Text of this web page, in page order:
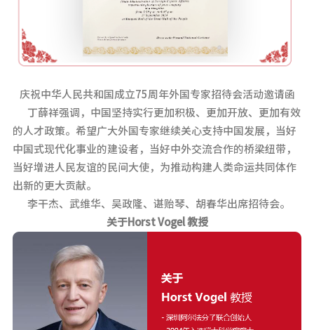
庆祝中华人民共和国成立75周年外国专家招待会活动邀请函
丁薛祥强调，中国坚持实行更加积极、更加开放、更加有效
的人才政策。希望广大外国专家继续关心支持中国发展，当好
中国式现代化事业的建设者，当好中外交流合作的桥梁纽带，
当好增进人民友谊的民间大使，为推动构建人类命运共同体作
出新的更大贡献。
李干杰、武维华、吴政隆、谌贻琴、胡春华出席招待会。
关于Horst Vogel 教授